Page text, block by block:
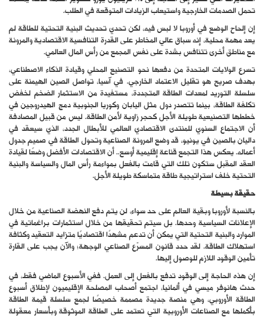
تحمل الصدمات الخارجية واستيعاب الزيادات المتوقعة في الطلب.
إن إلحاح الوضع في أوروبا لا لبس فيه، لكن تحدي تحديث البنية التحتية للطاقة لم
يعد مهمة محلية، إنه سباق عالي المخاطر على القدرة التنافسية الاقتصادية والمرونة
مع مناطق أخرى تتنافس بشدة على نفس المجمع من رأس المال العالمي.
تسرع الولايات المتحدة من دفعها نحو التصنيع المحلي وقيادة الذكاء الاصطناعي،
بهدف صريح هو تقليل الاعتماد الخارجي. في آسيا، تواصل الصين الهيمنة على
سلسلة التوريد لمعدات الطاقة المتجددة، مستفيدة من الاستثمار الضخم لخفض
تكلفة الطاقة، بينما تتصدر دول مثل اليابان وكوريا الجنوبية دمج الهيدروجين في
خططها التصنيعية طويلة الأجل كحجر زاوية لأمن الطاقة. ليس من قبيل المصادفة
أن الاجتماع السنوي للمنتدى الاقتصادي العالمي للأبطال الجدد، الذي سيعقد في
داليان بالصين في يونيو، قد وضع المرونة الصناعية وتحول الطاقة في صميم جدول
أعماله. يعكس هذا التجمع قناعة إقليمية أوسع.. أن الاقتصادات الأفضل وضعًا لقيادة
العقد المقبل ستكون تلك التي قامت بالفعل بمواءمة رأس المال والسياسة والبنية
التحتية خلف استراتيجية طاقة متماسكة طويلة الأجل.
حقيقة بسيطة
بالنسبة لأوروبا وبقية العالم على حد سواء، لن يتم دفع النهضة الصناعية من خلال
الإعلانات السياسية وحدها. بل سيتم تحقيقها من خلال استثمارات براغماتية في
الموارد والبنية التحتية التي يمكن أن تدعم مشهدًا اقتصاديًا متزايد التعقيد وكثافة
استهلاك الطاقة. لقد حدد قانون المسرّع الصناعي الوجهة؛ والآن يجب على القارة
تأمين الوقود اللازم للوصول إليها.
إن هذه الحاجة إلى الوقود تدفع بالفعل إلى العمل. ففي الأسبوع الماضي فقط، في
حدث هانوفر ميسي في ألمانيا، اجتمع أصحاب المصلحة الإقليميون لإطلاق أسبوع
الطاقة الأوروبي، وهي منصة جديدة مصممة خصيصًا لجمع سلسلة قيمة الطاقة
بأكملها مع الصناعات الأوروبية التي تعتمد على الطاقة الموثوقة وبأسعار معقولة